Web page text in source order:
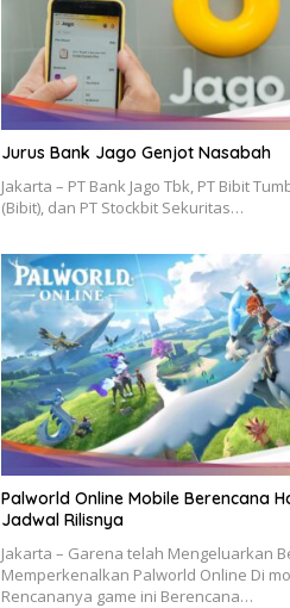
Jurus Bank Jago Genjot Nasabah
Jakarta – PT Bank Jago Tbk, PT Bibit
(Bibit), dan PT Stockbit Sekuritas…
Palworld Online Mobile Berencana
Jadwal Rilisnya
Jakarta – Garena telah Mengeluarkan
Memperkenalkan Palworld Online Di
Rencananya game ini Berencana…